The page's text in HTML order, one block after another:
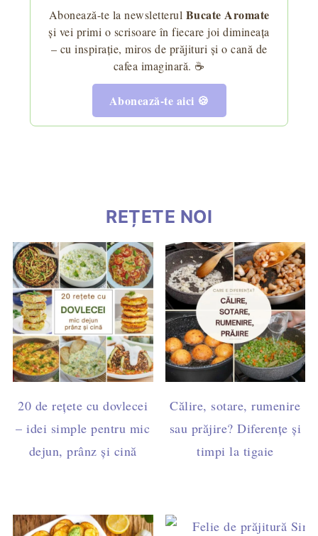
Abonează-te la newsletterul Bucate Aromate
și vei primi o scrisoare în fiecare joi dimineața
– cu inspirație, miros de prăjituri și o cană de
cafea imaginară. ☕
Abonează-te aici 🍪
REȚETE NOI
20 de rețete cu dovlecei
– idei simple pentru mic
dejun, prânz și cină
Călire, sotare, rumenire
sau prăjire? Diferențe și
timpi la tigaie